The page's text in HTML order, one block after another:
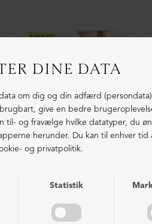
NEDSAT
Oversize bluse med knapper